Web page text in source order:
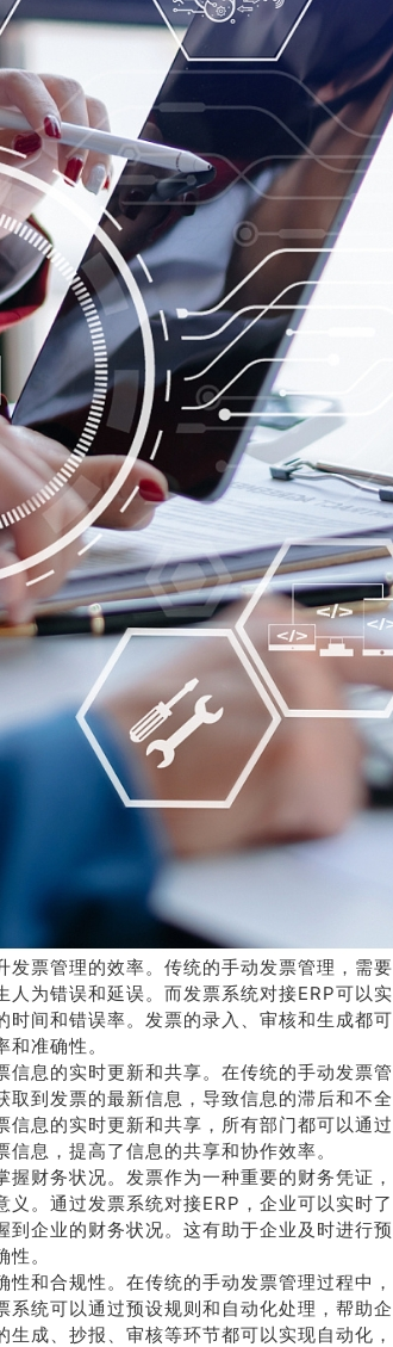
发票管理的效率。传统的手动发票管理，需要
人为错误和延误。而发票系统对接ERP可以实
间和错误率。发票的录入、审核和生成都可
准确性。
息的实时更新和共享。在传统的手动发票管
到发票的最新信息，导致信息的滞后和不全
息的实时更新和共享，所有部门都可以通过
息，提高了信息的共享和协作效率。
财务状况。发票作为一种重要的财务凭证，
。通过发票系统对接ERP，企业可以实时了
企业的财务状况。这有助于企业及时进行预
。
和合规性。在传统的手动发票管理过程中，
系统可以通过预设规则和自动化处理，帮助企
成、抄报、审核等环节都可以实现自动化，